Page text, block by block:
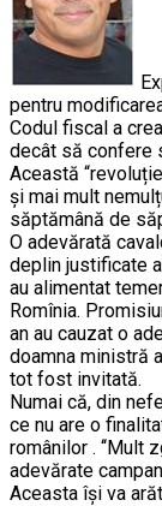
pentru
Codul fiscal a
decât să confere
Această
și mai mult
săptămână de
O adevărată
deplin justificate
au alimentat
Romînia.
an au cauzat o
doamna ministră
tot fost invitată.
Numai că, din
ce nu are o
românilor .
adevărate
Aceasta își va